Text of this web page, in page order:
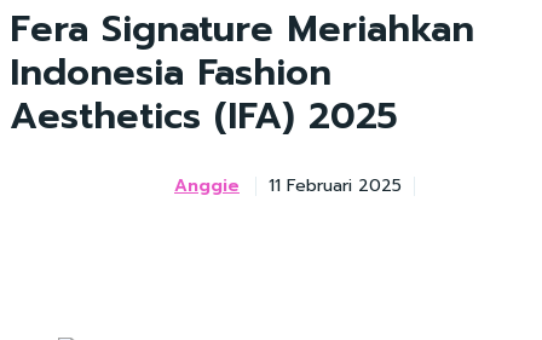
Fera Signature Meriahkan
Indonesia Fashion
Aesthetics (IFA) 2025
Anggie 11 Februari 2025